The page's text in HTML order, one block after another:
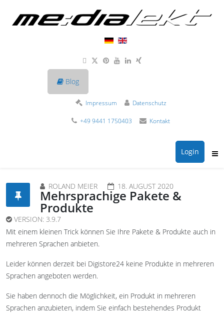
Blog
Impressum Datenschutz
+49 9441 1750403 Kontakt
Login
ROLAND MEIER 18. AUGUST 2020
Mehrsprachige Pakete &
Produkte
VERSION: 3.9.7
Mit einem kleinen Trick können Sie Ihre Pakete & Produkte auch in
mehreren Sprachen anbieten.
Leider können derzeit bei Digistore24 keine Produkte in mehreren
Sprachen angeboten werden.
Sie haben dennoch die Möglichkeit, ein Produkt in mehreren
Sprachen anzubieten, indem Sie einfach bestehendes Produkt